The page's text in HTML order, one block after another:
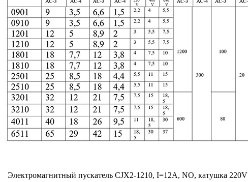
Электромагнитный пускатель CJX2-1210, I=12A, NO, катушка 220V